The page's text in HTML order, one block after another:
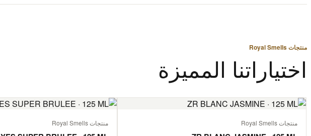
منتجات Royal Smells
اختياراتنا المميزة
منتجات Royal Smells منتجات Royal Smells